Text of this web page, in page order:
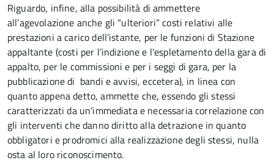
Riguardo, infine, alla possibilità di ammettere
all’agevolazione anche gli “ulteriori” costi relativi alle
prestazioni a carico dell’istante, per le funzioni di Stazione
appaltante (costi per l’indizione e l’espletamento della gara di
appalto, per le commissioni e per i seggi di gara, per la
pubblicazione di bandi e avvisi, eccetera), in linea con
quanto appena detto, ammette che, essendo gli stessi
caratterizzati da un’immediata e necessaria correlazione con
gli interventi che danno diritto alla detrazione in quanto
obbligatori e prodromici alla realizzazione degli stessi, nulla
osta al loro riconoscimento.